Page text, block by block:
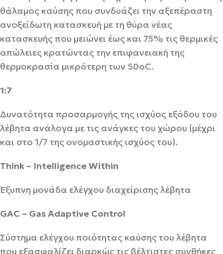
θάλαμος καύσης που συνδυάζει την αξεπέραστη
ανοξείδωτη κατασκευή με τη θύρα νέας
κατασκευής που μειώνει έως και 75% τις θερμικές
απώλειες κρατώντας την επιφανειακή της
θερμοκρασία μικρότερη των 50οC.
1:7
Δυνατότητα προσαρμογής της ισχύος εξόδου του
λέβητα ανάλογα με τις ανάγκες του χώρου (μέχρι
και στο 1/7 της ονομαστικής ισχύος του).
Think – Intelligence Within
Έξυπνη μονάδα ελέγχου διαχείρισης λέβητα
GAC – Gas Adaptive Control
Σύστημα ελέγχου ποιότητας καύσης του λέβητα
που εξασφαλίζει διαρκώς τις βέλτιστες συνθήκες